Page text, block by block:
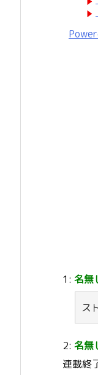
1: 名無
ス
2: 名無
連載終